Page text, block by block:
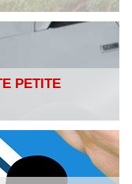
PETITE